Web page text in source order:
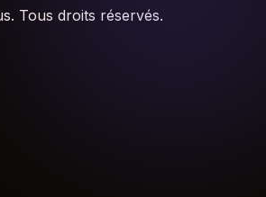
Tous droits réservés.